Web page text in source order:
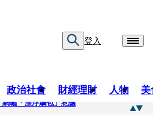
登入
政治社會 財經理財 人物 美
曬「漂浮鵰包」惹議